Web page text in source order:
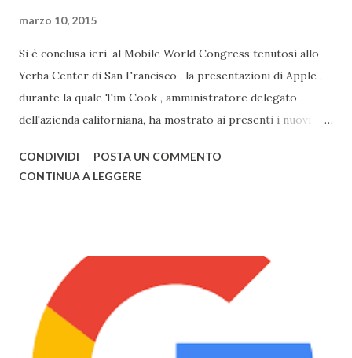
marzo 10, 2015
Si è conclusa ieri, al Mobile World Congress tenutosi allo
Yerba Center di San Francisco , la presentazioni di Apple ,
durante la quale Tim Cook , amministratore delegato
dell'azienda californiana, ha mostrato ai presenti i nuovi
Watch , smartwatch disponibile in 3 versioni (Watch, Sport,
disponibili alla vendita. Il nuovo Air è veramente
sorprendente, sia in fatto di design che di prestazioni: lo
spessore, già minimo, è stato ulteriormente ridotto fino a
13,1mm, il TouchPad funziona adesso grazie alla tecnologia
CONDIVIDI
POSTA UN COMMENTO
CONTINUA A LEGGERE